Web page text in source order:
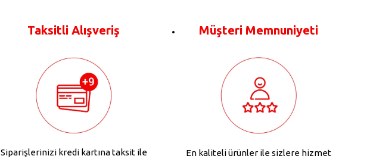
Taksitli Alışveriş
Siparişlerinizi kredi kartına taksit ile
Müşteri Memnuniyeti
En kaliteli ürünler ile sizlere hizmet